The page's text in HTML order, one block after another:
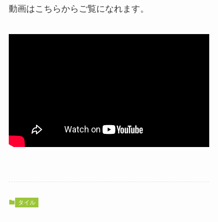
動画はこちらからご覧になれます。
タイル